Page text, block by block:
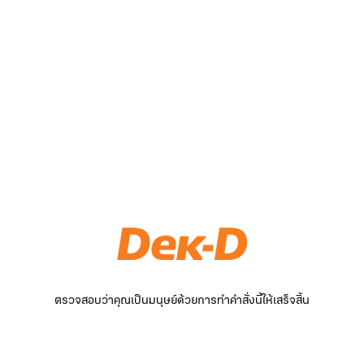
ตรวจสอบว่าคุณเป็นมนุษย์ด้วยการทำคำสั่งนี้ให้เสร็จสิ้น